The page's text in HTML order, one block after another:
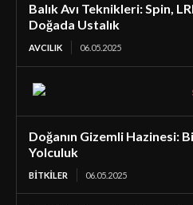
Balık Avı Teknikleri: Spin,
Doğada Ustalık
AVCILIK 06.05.2025
Doğanın Gizemli Hazinesi:
Yolculuk
BİTKİLER 06.05.2025